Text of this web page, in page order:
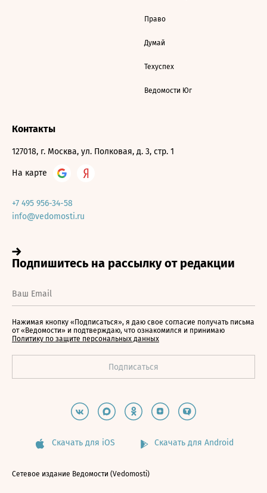
Право
Думай
Техуспех
Ведомости Юг
Контакты
127018, г. Москва, ул. Полковая, д. 3, стр. 1
На карте
+7 495 956-34-58
info@vedomosti.ru
Нажимая кнопку «Подписаться», я даю свое согласие получать письма
от «Ведомости» и подтверждаю, что ознакомился и принимаю
Политику по защите персональных данных
Скачать для iOS Скачать для Android
Сетевое издание Ведомости (Vedomosti)